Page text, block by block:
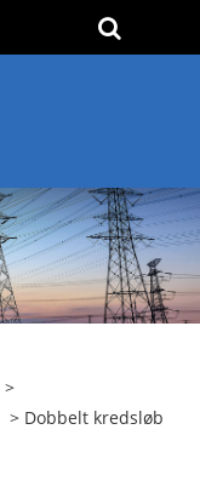
>
> Dobbelt kredsløb